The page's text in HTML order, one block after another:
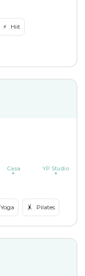
⚡️ Hiit
Casa YP Studio
Yoga 🤸 Pilates